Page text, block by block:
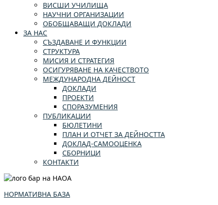
ВИСШИ УЧИЛИЩА
НАУЧНИ ОРГАНИЗАЦИИ
ОБОБЩАВАЩИ ДОКЛАДИ
ЗА НАС
СЪЗДАВАНЕ И ФУНКЦИИ
СТРУКТУРА
МИСИЯ И СТРАТЕГИЯ
ОСИГУРЯВАНЕ НА КАЧЕСТВОТО
МЕЖДУНАРОДНА ДЕЙНОСТ
ДОКЛАДИ
ПРОЕКТИ
СПОРАЗУМЕНИЯ
ПУБЛИКАЦИИ
БЮЛЕТИНИ
ПЛАН И ОТЧЕТ ЗА ДЕЙНОСТТА
ДОКЛАД-САМООЦЕНКА
СБОРНИЦИ
КОНТАКТИ
НОРМАТИВНА БАЗА